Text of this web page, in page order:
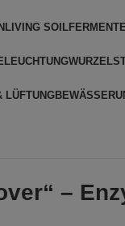
LIVING SOIL
LÜFTUNG
–